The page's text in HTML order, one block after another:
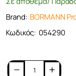
Brand: BORMANN
Κωδικός: 054290